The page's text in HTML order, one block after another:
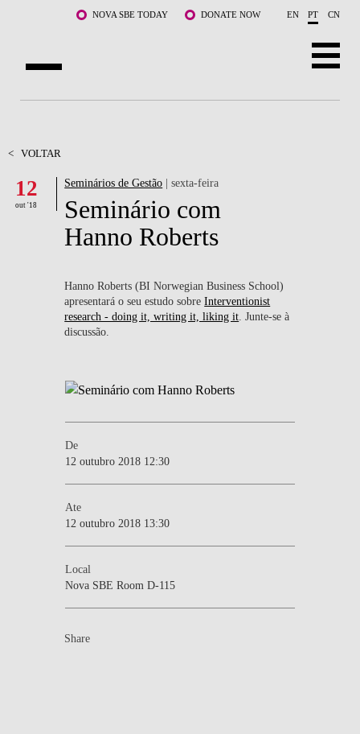
Saltar para o conteúdo principalNOVA SBE TODAY DONATE NOW EN PT CN
DOCENTES E INVESTIGAÇÃO
COMUNIDADE
WHAT'S HAPPENING
< VOLTAR
12
out '18
Seminários de Gestão | sexta-feira
Seminário com
Hanno Roberts
Hanno Roberts (BI Norwegian Business School)
apresentará o seu estudo sobreInterventionist
research - doing it, writing it, liking it . Junte-se à
discussão.
De
12 outubro 2018 12:30
Ate
12 outubro 2018 13:30
Local
Nova SBE Room D-115
Share